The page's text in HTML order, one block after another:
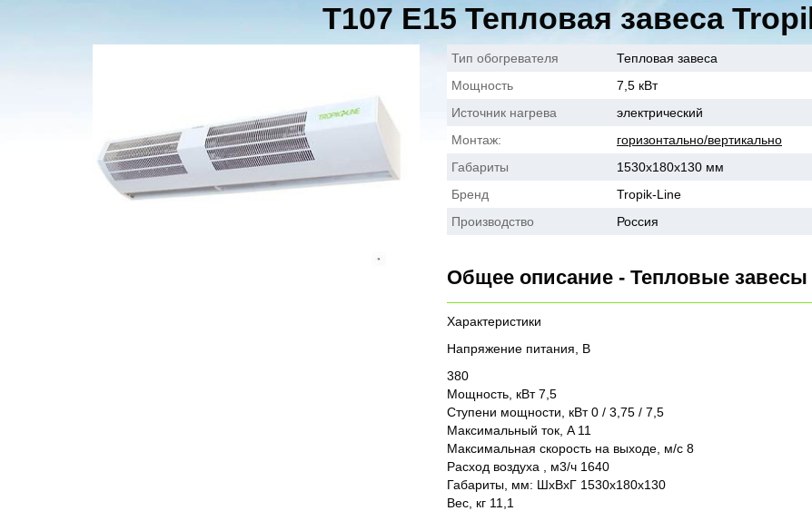
Т107 Е15 Тепловая завеса
Тип обогревателя
Тепловая завеса
Мощность
7,5 кВт
Источник нагрева
электрический
Монтаж:
горизонтально/вертикально
Габариты
1530х180х130 мм
Бренд
Tropik-Line
Производство
Россия
Общее описание - Тепловые завесы
Характеристики
Напряжение питания, В
380
Мощность, кВт 7,5
Ступени мощности, кВт 0 / 3,75 / 7,5
Максимальный ток, A 11
Максимальная скорость на выходе, м/с 8
Расход воздуха , м3/ч 1640
Габариты, мм: ШхВхГ 1530х180х130
Вес, кг 11,1